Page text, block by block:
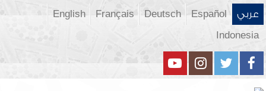
عربي Español
Deutsch
Français
English
Indonesia